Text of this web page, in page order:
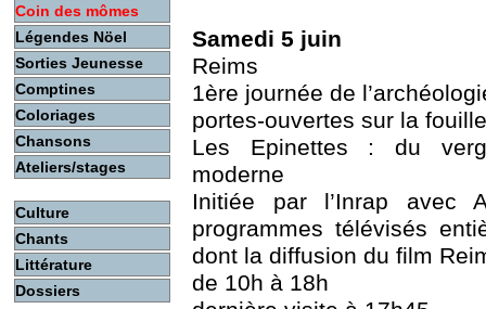
Coin des mômes
Légendes Nöel
Sorties Jeunesse
Comptines
Coloriages
Chansons
Ateliers/stages
Culture
Chants
Littérature
Dossiers
Samedi 5 juin
Reims
1ère journée de
portes-ouvertes sur la
Les Epinettes : du
moderne
Initiée par l’Inrap avec
programmes télévisés
dont la diffusion du film
de 10h à 18h